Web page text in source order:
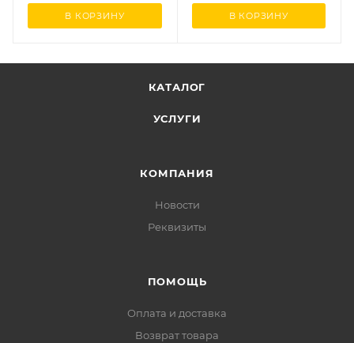
В КОРЗИНУ В КОРЗИНУ
КАТАЛОГ
УСЛУГИ
КОМПАНИЯ
Новости
Реквизиты
ПОМОЩЬ
Оплата и доставка
Возврат товара